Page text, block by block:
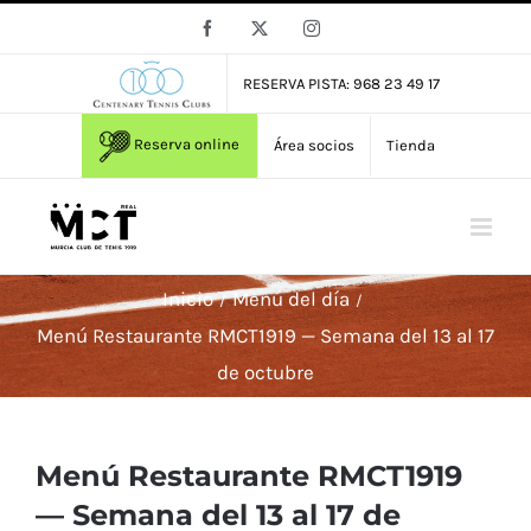
Facebook Instagram
RESERVA PISTA: 968 23 49 17
Reserva online Área socios Tienda
Inicio
Menú del día
Menú Restaurante RMCT1919 — Semana del 13 al 17
de octubre
Menú Restaurante RMCT1919
— Semana del 13 al 17 de